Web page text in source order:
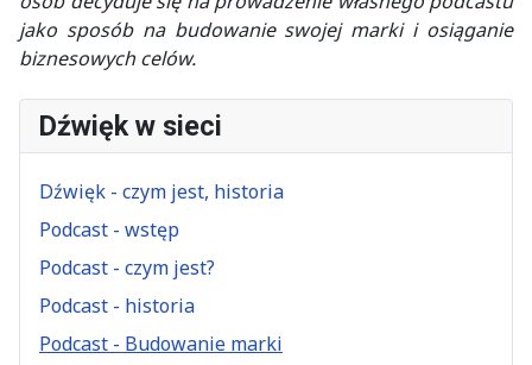
jako sposób na budowanie swojej marki i osiąganie
biznesowych celów.
Dźwięk w sieci
Dźwięk - czym jest, historia
Podcast - wstęp
Podcast - czym jest?
Podcast - historia
Podcast - Budowanie marki